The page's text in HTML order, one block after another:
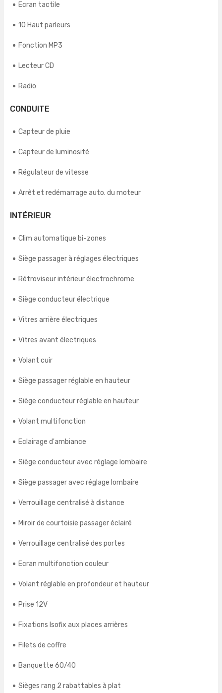
Ecran tactile
10 Haut parleurs
Fonction MP3
Lecteur CD
Radio
CONDUITE
Capteur de pluie
Capteur de luminosité
Régulateur de vitesse
Arrêt et redémarrage auto. du moteur
INTÉRIEUR
Clim automatique bi-zones
Siège passager à réglages électriques
Rétroviseur intérieur électrochrome
Siège conducteur électrique
Vitres arrière électriques
Vitres avant électriques
Volant cuir
Siège passager réglable en hauteur
Siège conducteur réglable en hauteur
Volant multifonction
Eclairage d'ambiance
Siège conducteur avec réglage lombaire
Siège passager avec réglage lombaire
Verrouillage centralisé à distance
Miroir de courtoisie passager éclairé
Verrouillage centralisé des portes
Ecran multifonction couleur
Volant réglable en profondeur et hauteur
Prise 12V
Fixations Isofix aux places arrières
Filets de coffre
Banquette 60/40
Sièges rang 2 rabattables à plat